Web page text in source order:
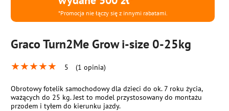
*Promocja nie łączy się z innymi rabatami.
Graco Turn2Me Grow i-size 0-25kg
★★★★★ 5 (1 opinia)
Obrotowy fotelik samochodowy dla dzieci do ok. 7 roku życia,
ważących do 25 kg. Jest to model przystosowany do montażu
przodem i tyłem do kierunku jazdy.